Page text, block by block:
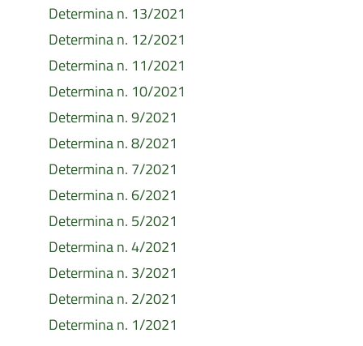
Determina n. 13/2021
Determina n. 12/2021
Determina n. 11/2021
Determina n. 10/2021
Determina n. 9/2021
Determina n. 8/2021
Determina n. 7/2021
Determina n. 6/2021
Determina n. 5/2021
Determina n. 4/2021
Determina n. 3/2021
Determina n. 2/2021
Determina n. 1/2021